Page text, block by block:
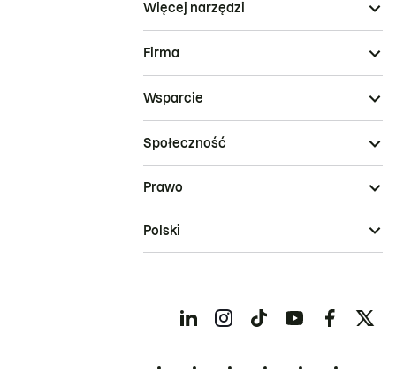
Więcej narzędzi
Firma
Wsparcie
Społeczność
Prawo
Polski